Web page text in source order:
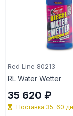
Red Line 80213
RL Water Wetter
35 620 ₽
Поставка 35-60